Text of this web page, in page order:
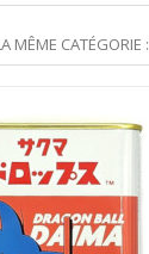
MÊME CATÉGORIE :